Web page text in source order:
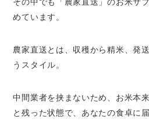
めています。
農家直送とは、収穫から精米、発
うスタイル。
中間業者を挟まないため、お米本
と残った状態で、あなたの食卓に届